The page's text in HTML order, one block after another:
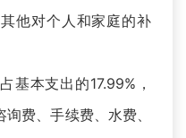
他对个人和家庭的补
本支出的17.99%，
费、手续费、水费、